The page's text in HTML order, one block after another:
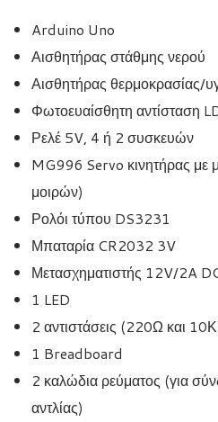
Arduino Uno
Αισθητήρας στάθμης νερού
Αισθητήρας θερμοκρασίας/
Φωτοευαίσθητη αντίσταση
Ρελέ 5V, 4 ή 2 συσκευών
MG996 Servo κινητήρας με
μοιρών)
Ρολόι τύπου DS3231
Μπαταρία CR2032 3V
Μετασχηματιστής 12V/2A
1 LED
2 αντιστάσεις (220Ω και
1 Breadboard
2 καλώδια ρεύματος (για
αντλίας)